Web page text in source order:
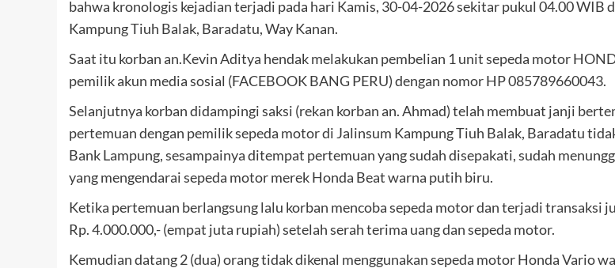
bahwa kronologis kejadian terjadi pada hari Kamis, 30-04-2026 sekitar pukul 04.00 WIB
Kampung Tiuh Balak, Baradatu, Way Kanan.
Saat itu korban an.Kevin Aditya hendak melakukan pembelian 1 unit sepeda motor
pemilik akun media sosial (FACEBOOK BANG PERU) dengan nomor HP 085789660043.
Selanjutnya korban didampingi saksi (rekan korban an. Ahmad) telah membuat janji
pertemuan dengan pemilik sepeda motor di Jalinsum Kampung Tiuh Balak, Baradatu
Bank Lampung, sesampainya ditempat pertemuan yang sudah disepakati, sudah
yang mengendarai sepeda motor merek Honda Beat warna putih biru.
Ketika pertemuan berlangsung lalu korban mencoba sepeda motor dan terjadi transaksi
Rp. 4.000.000,- (empat juta rupiah) setelah serah terima uang dan sepeda motor.
Kemudian datang 2 (dua) orang tidak dikenal menggunakan sepeda motor Honda Vario